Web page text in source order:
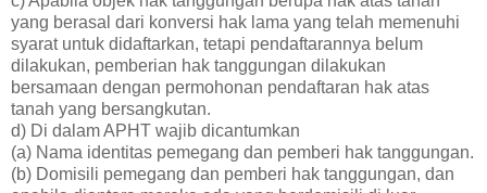
yang berasal dari konversi hak lama yang telah memenuhi
syarat untuk didaftarkan, tetapi pendaftarannya belum
dilakukan, pemberian hak tanggungan dilakukan
bersamaan dengan permohonan pendaftaran hak atas
tanah yang bersangkutan.
d) Di dalam APHT wajib dicantumkan
(a) Nama identitas pemegang dan pemberi hak tanggungan.
(b) Domisili pemegang dan pemberi hak tanggungan, dan